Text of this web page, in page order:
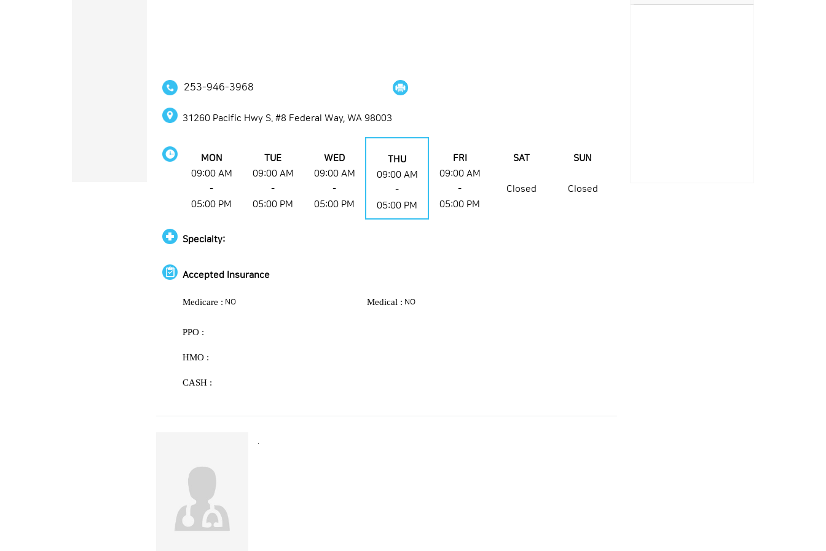
253-946-3968
31260 Pacific Hwy S. #8 Federal Way, WA 98003
MON
09:00 AM
-
05:00 PM
TUE
09:00 AM
-
05:00 PM
WED
09:00 AM
-
05:00 PM
THU
09:00 AM
-
05:00 PM
FRI
09:00 AM
-
05:00 PM
SAT
Closed
SUN
Closed
Specialty:
Accepted Insurance
Medicare : NO Medical : NO
PPO :
HMO :
CASH :
.